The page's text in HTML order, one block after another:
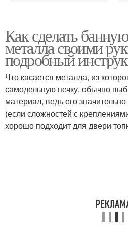
Как сделать
металла своими
подробный
Что касается металла, из
самодельную печку, обычно
материал, ведь его
(если сложностей с
хорошо подходит для двери